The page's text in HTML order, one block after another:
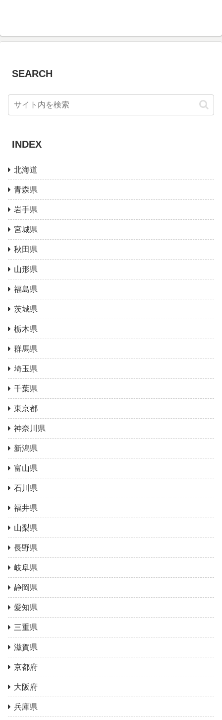
SEARCH
INDEX
北海道
青森県
岩手県
宮城県
秋田県
山形県
福島県
茨城県
栃木県
群馬県
埼玉県
千葉県
東京都
神奈川県
新潟県
富山県
石川県
福井県
山梨県
長野県
岐阜県
静岡県
愛知県
三重県
滋賀県
京都府
大阪府
兵庫県